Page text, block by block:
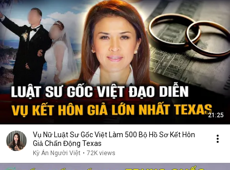
21:25
Vụ Nữ Luật Sư Gốc Việt Làm 500 Bộ Hồ Sơ Kết Hôn
Giả Chấn Động Texas
Kỳ Án Người Việt • 72K views